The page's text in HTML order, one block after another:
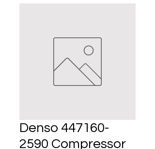
Denso 447160-
2590 Compressor